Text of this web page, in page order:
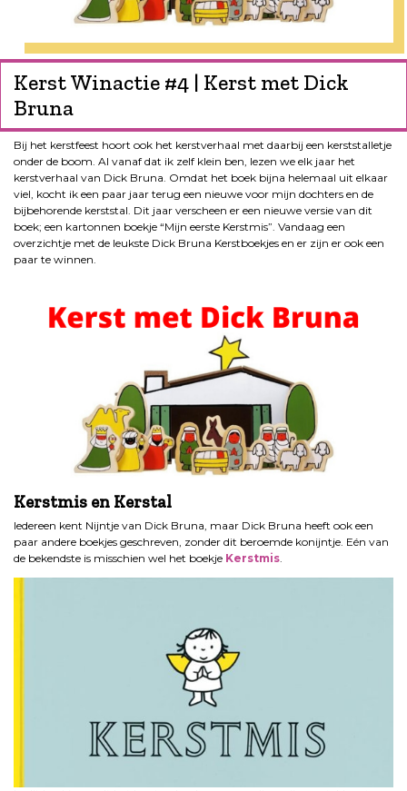
Kerst Winactie #4 | Kerst met Dick
Bruna
Bij het kerstfeest hoort ook het kerstverhaal met daarbij een kerststalletje
onder de boom. Al vanaf dat ik zelf klein ben, lezen we elk jaar het
kerstverhaal van Dick Bruna. Omdat het boek bijna helemaal uit elkaar
viel, kocht ik een paar jaar terug een nieuwe voor mijn dochters en de
bijbehorende kerststal. Dit jaar verscheen er een nieuwe versie van dit
boek; een kartonnen boekje “Mijn eerste Kerstmis”. Vandaag een
overzichtje met de leukste Dick Bruna Kerstboekjes en er zijn er ook een
paar te winnen.
Kerstmis en Kerstal
Iedereen kent Nijntje van Dick Bruna, maar Dick Bruna heeft ook een
paar andere boekjes geschreven, zonder dit beroemde konijntje. Eén van
de bekendste is misschien wel het boekje Kerstmis.